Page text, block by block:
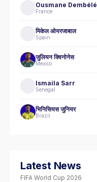
Ousmane Dembélé
France
मिकेल ओयरजाबाल
Spain
जुलियन क्विनोनेस
Mexico
Ismaila Sarr
Senegal
भिनिसियस जुनियर
Brazil
Latest News
FIFA World Cup 2026